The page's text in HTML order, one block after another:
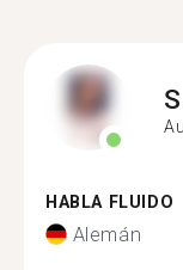
HABLA FLUIDO
Alemán